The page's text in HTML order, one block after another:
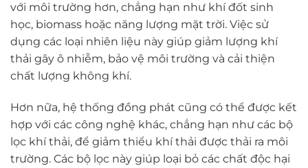
với môi trường hơn, chẳng hạn như khí đốt sinh
học, biomass hoặc năng lượng mặt trời. Việc sử
dụng các loại nhiên liệu này giúp giảm lượng khí
thải gây ô nhiễm, bảo vệ môi trường và cải thiện
chất lượng không khí.
Hơn nữa, hệ thống đồng phát cũng có thể được kết
hợp với các công nghệ khác, chẳng hạn như các bộ
lọc khí thải, để giảm thiểu khí thải được thải ra môi
trường. Các bộ lọc này giúp loại bỏ các chất độc hại